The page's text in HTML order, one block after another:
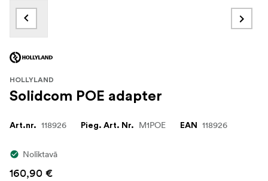
HOLLYLAND
Solidcom POE adapter
Art.nr. 118926 Pieg. Art. Nr. M1POE EAN 118926
Noliktavā
160,90 €